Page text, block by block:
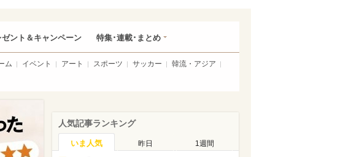
ゼント＆キャンペーン 特集･連載･まとめ
ム イベント アート スポーツ サッカー
韓流・アジア
人気記事ランキング
いま人気 昨日 1週間